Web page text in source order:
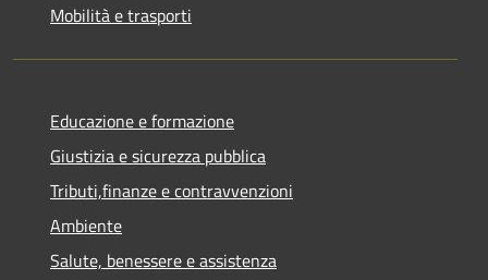
Mobilità e trasporti
Educazione e formazione
Giustizia e sicurezza pubblica
Tributi,finanze e contravvenzioni
Ambiente
Salute, benessere e assistenza